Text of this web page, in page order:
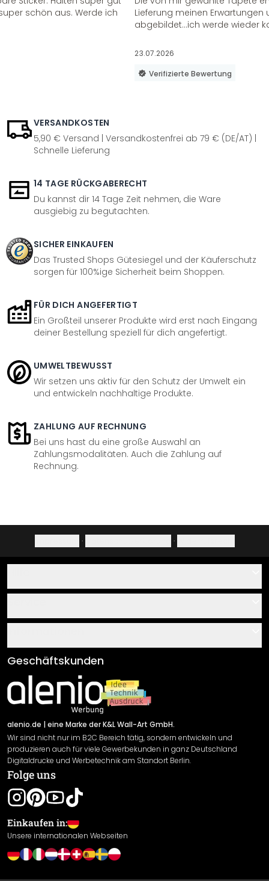
schön aus. Werde ich
Lieferung meinen Erwartungen
abgebildet...ich werde wieder
23.07.2026
Verifizierte Bewertung
VERSANDKOSTEN
5,90 € Versand | Versandkostenfrei ab 79 € (DE/AT) |
Schnelle Lieferung
14 TAGE RÜCKGABERECHT
Du kannst dir 14 Tage Zeit nehmen, die Ware
ausgiebig zu begutachten.
SICHER EINKAUFEN
Das Trusted Shops Gütesiegel und der Käuferschutz
sorgen für 100%ige Sicherheit beim Shoppen.
FÜR DICH ANGEFERTIGT
Ein Großteil unserer Produkte wird erst nach Eingang
deiner Bestellung speziell für dich angefertigt.
UMWELTBEWUSST
Wir setzen uns aktiv für den Schutz der Umwelt ein
und entwickeln nachhaltige Produkte.
ZAHLUNG AUF RECHNUNG
Bei uns hast du eine große Auswahl an
Zahlungsmodalitäten. Auch die Zahlung auf
Rechnung.
· ·
Über uns
Klebe- und Montageanleitungen
Newsletter An-/Abmeldung
Sendungsverfolgung
AGB
Impressum
Versand & Zahlung
Rücksendung
Widerrufsrecht
Datenschutzerklärung
Gewährleistung
Leistungserklärung / CE-Zeichen
Cookie Einstellungen
Geschäftskunden
alenio.de | eine Marke der K&L Wall-Art GmbH.
Wir sind nicht nur im B2C Bereich tätig, sondern entwickeln und
produzieren auch für viele Gewerbekunden in ganz Deutschland
Digitaldrucke und Werbetechnik am Standort Berlin.
Folge uns
Einkaufen in:
Unsere internationalen Webseiten